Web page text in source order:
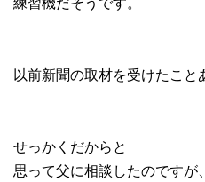
以前新聞の取材を受けたこと
せっかくだからと
思って父に相談したのですが、